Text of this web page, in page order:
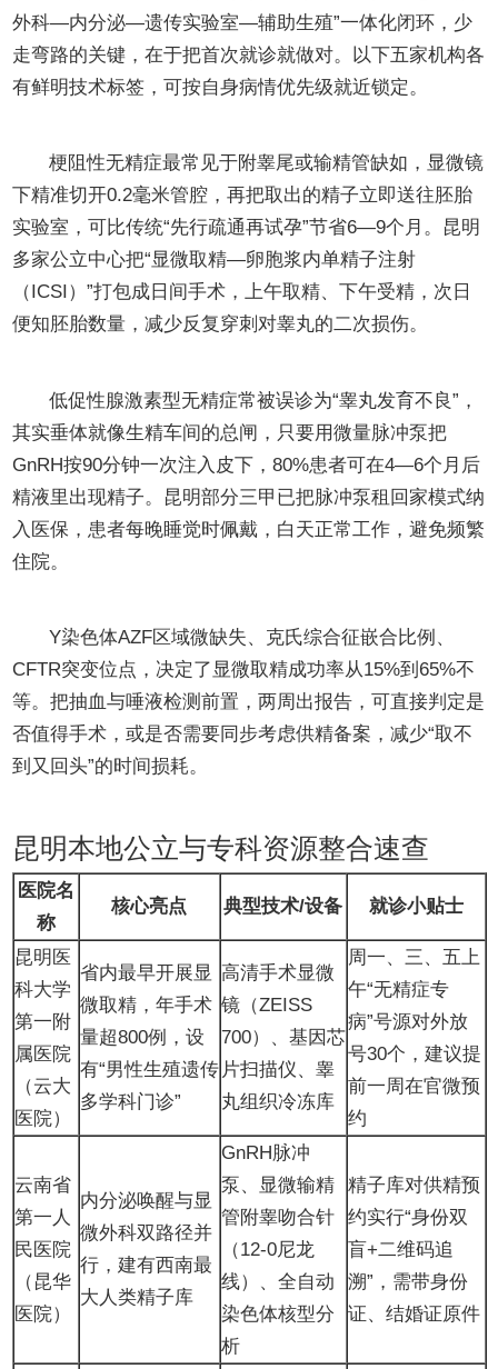
外科—内分泌—遗传实验室—辅助生殖”一体化闭环，少
走弯路的关键，在于把首次就诊就做对。以下五家机构各
有鲜明技术标签，可按自身病情优先级就近锁定。
梗阻性无精症最常见于附睾尾或输精管缺如，显微镜
下精准切开0.2毫米管腔，再把取出的精子立即送往胚胎
实验室，可比传统“先行疏通再试孕”节省6—9个月。昆明
多家公立中心把“显微取精—卵胞浆内单精子注射
（ICSI）”打包成日间手术，上午取精、下午受精，次日
便知胚胎数量，减少反复穿刺对睾丸的二次损伤。
低促性腺激素型无精症常被误诊为“睾丸发育不良”，
其实垂体就像生精车间的总闸，只要用微量脉冲泵把
GnRH按90分钟一次注入皮下，80%患者可在4—6个月后
精液里出现精子。昆明部分三甲已把脉冲泵租回家模式纳
入医保，患者每晚睡觉时佩戴，白天正常工作，避免频繁
住院。
Y染色体AZF区域微缺失、克氏综合征嵌合比例、
CFTR突变位点，决定了显微取精成功率从15%到65%不
等。把抽血与唾液检测前置，两周出报告，可直接判定是
否值得手术，或是否需要同步考虑供精备案，减少“取不
到又回头”的时间损耗。
昆明本地公立与专科资源整合速查
医院名
称
核心亮点 典型技术/设备 就诊小贴士
昆明医
科大学
第一附
属医院
（云大
医院）
省内最早开展显
微取精，年手术
量超800例，设
有“男性生殖遗传
多学科门诊”
高清手术显微
镜（ZEISS
700）、基因芯
片扫描仪、睾
丸组织冷冻库
周一、三、五上
午“无精症专
病”号源对外放
号30个，建议提
前一周在官微预
约
云南省
第一人
民医院
（昆华
医院）
内分泌唤醒与显
微外科双路径并
行，建有西南最
大人类精子库
GnRH脉冲
泵、显微输精
管附睾吻合针
（12-0尼龙
线）、全自动
染色体核型分
析
精子库对供精预
约实行“身份双
盲+二维码追
溯”，需带身份
证、结婚证原件